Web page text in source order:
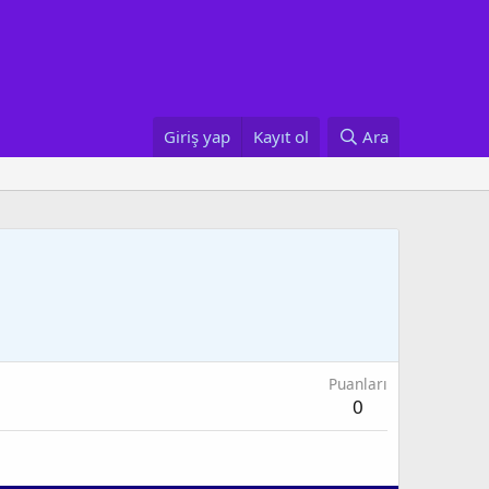
Giriş yap Kayıt ol Ara
Puanları
0